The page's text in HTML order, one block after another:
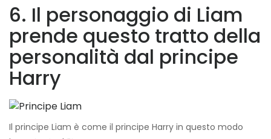
6. Il personaggio di Liam
prende questo tratto della
personalità dal principe
Harry
Il principe Liam è come il principe Harry in questo modo